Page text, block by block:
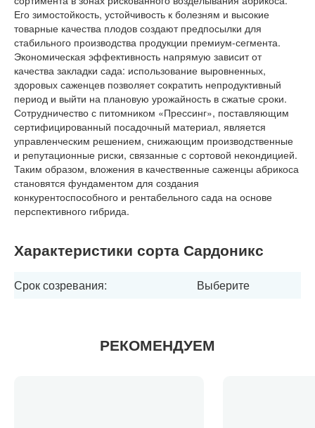
Его зимостойкость, устойчивость к болезням и высокие
товарные качества плодов создают предпосылки для
стабильного производства продукции премиум-сегмента.
Экономическая эффективность напрямую зависит от
качества закладки сада: использование выровненных,
здоровых саженцев позволяет сократить непродуктивный
период и выйти на плановую урожайность в сжатые сроки.
Сотрудничество с питомником «Прессинг», поставляющим
сертифицированный посадочный материал, является
управленческим решением, снижающим производственные
и репутационные риски, связанные с сортовой некондицией.
Таким образом, вложения в качественные саженцы абрикоса
становятся фундаментом для создания
конкурентоспособного и рентабельного сада на основе
перспективного гибрида.
Характеристики сорта Сардоникс
Срок созревания: Выберите
РЕКОМЕНДУЕМ